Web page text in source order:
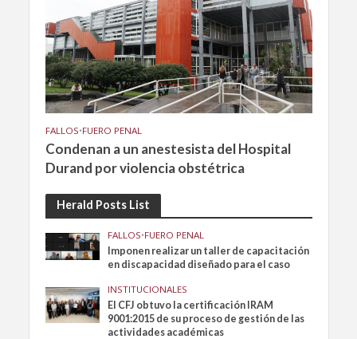
FALLOS•FUERO PENAL
Condenan a un anestesista del Hospital
Durand por violencia obstétrica
Herald Posts List
FALLOS•FUERO PENAL
Imponen realizar un taller de capacitación
en discapacidad diseñado para el caso
INSTITUCIONALES
El CFJ obtuvo la certificación IRAM
9001:2015 de su proceso de gestión de las
actividades académicas